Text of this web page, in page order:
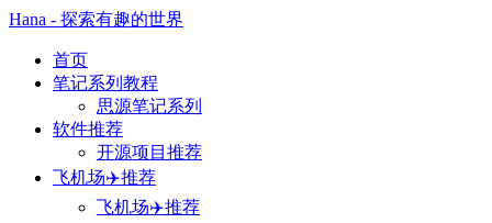
Hana - 探索有趣的世界
首页
笔记系列教程
思源笔记系列
软件推荐
开源项目推荐
飞机场✈️推荐
飞机场✈️推荐